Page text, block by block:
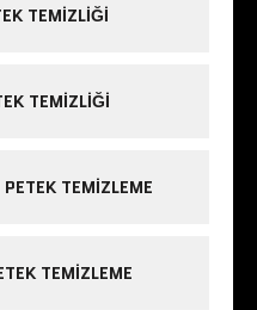
TEMIZLIĞI
TEMIZLIĞI
TEMIZLEME
TEMIZLEME